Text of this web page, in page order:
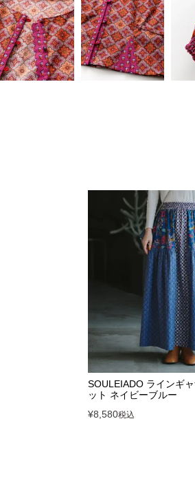
SOULEIADO ラインギ
ット ネイビーブルー
¥8,580税込